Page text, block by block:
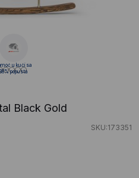
Black Gold
SKU:173351
u kući sa
88% popusta